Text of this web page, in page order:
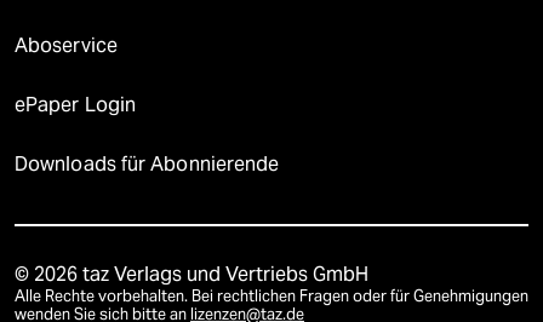
Aboservice
ePaper Login
Downloads für Abonnierende
© 2026 taz Verlags und Vertriebs GmbH
Alle Rechte vorbehalten. Bei rechtlichen Fragen oder für Genehmigungen
wenden Sie sich bitte an lizenzen@taz.de